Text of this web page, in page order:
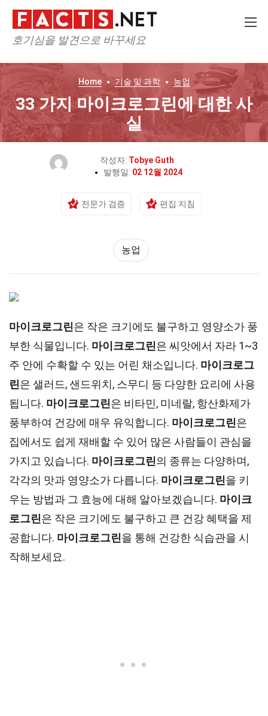
호기심을 발견으로 바꾸세요
Home 기술 및 과학 농업
33 가지 마이크로그린에 대한 사
실
작성자: Tobye Guth
발행일: 02 12월 2024
전문가 검증 편집 지침
농업
마이크로그린은 작은 크기에도 불구하고 영양소가 풍
부한 식물입니다. 마이크로그린은 씨앗에서 자라 1~3
주 안에 수확할 수 있는 어린 채소입니다. 마이크로그
린은 샐러드, 샌드위치, 스무디 등 다양한 요리에 사용
됩니다. 마이크로그린은 비타민, 미네랄, 항산화제가
풍부하여 건강에 매우 유익합니다. 마이크로그린은
집에서도 쉽게 재배할 수 있어 많은 사람들이 관심을
가지고 있습니다. 마이크로그린의 종류는 다양하며,
각각의 맛과 영양소가 다릅니다. 마이크로그린을 키
우는 방법과 그 효능에 대해 알아보겠습니다. 마이크
로그린은 작은 크기에도 불구하고 큰 건강 혜택을 제
공합니다. 마이크로그린을 통해 건강한 식습관을 시
작해보세요.